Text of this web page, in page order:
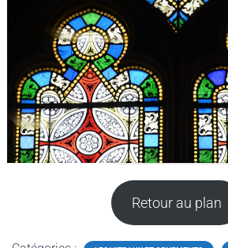
Retour au plan